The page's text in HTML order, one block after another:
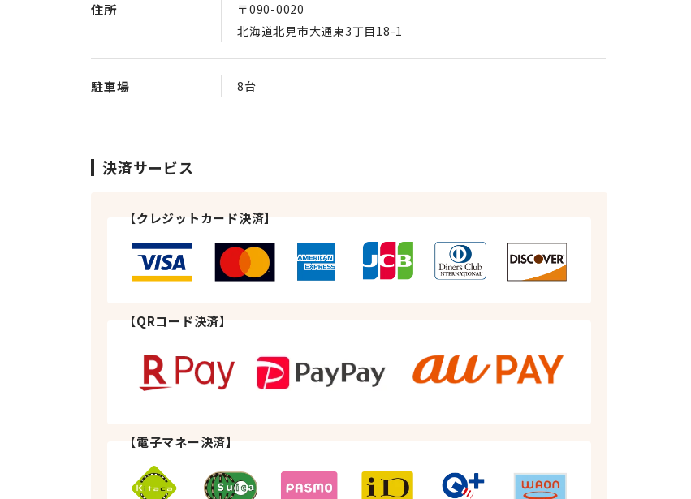
住所
〒090-0020
北海道北見市大通東3丁目18-1
駐車場 8台
決済サービス
【クレジットカード決済】
【QRコード決済】
【電子マネー決済】